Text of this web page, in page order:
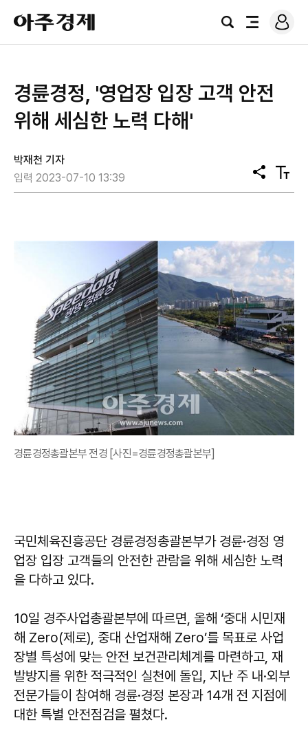
아
주
경
검
전
로
그
경륜경정, '영업장 입장 고객 안전
위해 세심한 노력 다해'
박재천 기자
입력 2023-07-10 13:39
공
유
텍
스
경륜경정총괄본부 전경 [사진=경륜경정총괄본부]
국민체육진흥공단 경륜경정총괄본부가 경륜·경정 영
업장 입장 고객들의 안전한 관람을 위해 세심한 노력
을 다하고 있다.
10일 경주사업총괄본부에 따르면, 올해 ‘중대 시민재
해 Zero(제로), 중대 산업재해 Zero’를 목표로 사업
장별 특성에 맞는 안전 보건관리체계를 마련하고, 재
발방지를 위한 적극적인 실천에 돌입, 지난 주 내·외부
전문가들이 참여해 경륜·경정 본장과 14개 전 지점에
대한 특별 안전점검을 펼쳤다.